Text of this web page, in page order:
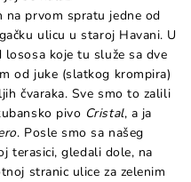
na prvom spratu jedne od
ulicu u staroj Havani. U
koje tu služe sa dve
od juke (slatkog krompira)
čvaraka. Sve smo to zalili
pivo Cristal, a ja
. Posle smo sa našeg
terasici, gledali dole, na
stranic ulice za zelenim